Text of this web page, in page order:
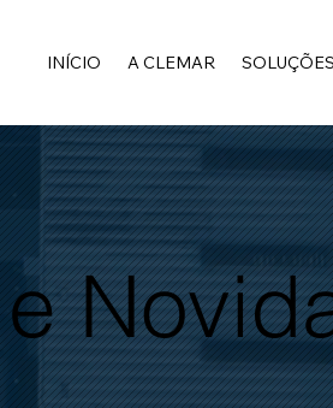
INÍCIO A CLEMAR SOLUÇÕES